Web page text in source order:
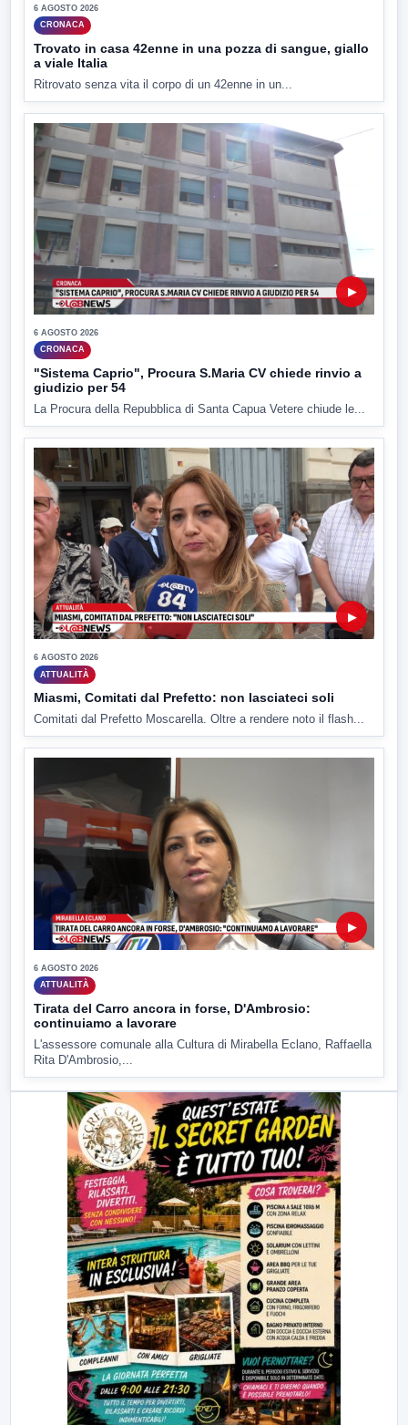
6 AGOSTO 2026
CRONACA
Trovato in casa 42enne in una pozza di sangue, giallo
a viale Italia
Ritrovato senza vita il corpo di un 42enne in un...
▶
6 AGOSTO 2026
CRONACA
"Sistema Caprio", Procura S.Maria CV chiede rinvio a
giudizio per 54
La Procura della Repubblica di Santa Capua Vetere chiude le...
▶
6 AGOSTO 2026
ATTUALITÀ
Miasmi, Comitati dal Prefetto: non lasciateci soli
Comitati dal Prefetto Moscarella. Oltre a rendere noto il flash...
▶
6 AGOSTO 2026
ATTUALITÀ
Tirata del Carro ancora in forse, D'Ambrosio:
continuiamo a lavorare
L'assessore comunale alla Cultura di Mirabella Eclano, Raffaella
Rita D'Ambrosio,...